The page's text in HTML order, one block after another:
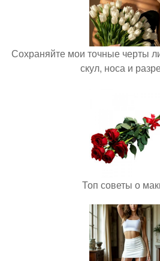
Сохраняйте мои точные черты
скул, носа и
Топ советы о